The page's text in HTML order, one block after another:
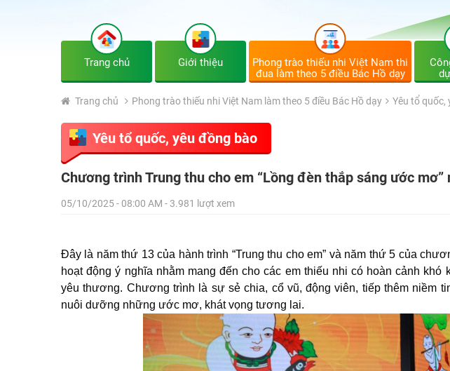
Trang chủ Giới thiệu
Phong trào thiếu nhi Việt Nam thi
đua làm theo 5 điều Bác Hồ dạy
Trang chủ Phong trào thiếu nhi Việt Nam làm theo 5 điều Bác Hồ dạy Yêu tổ quốc,
Yêu tổ quốc, yêu đồng bào
Chương trình Trung thu cho em “Lồng đèn thắp sáng ước mơ”
05/10/2025 - 08:00 AM - 3.981 lượt xem
Đây là năm thứ 13 của hành trình “Trung thu cho em” và năm thứ 5 của
hoạt động ý nghĩa nhằm mang đến cho các em thiếu nhi có hoàn cảnh khó
yêu thương. Chương trình là sự sẻ chia, cổ vũ, động viên, tiếp thêm niềm
nuôi dưỡng những ước mơ, khát vọng tương lai.